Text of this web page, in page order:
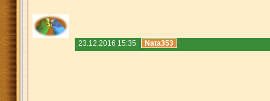
23.12.2016 15:35 Nata353